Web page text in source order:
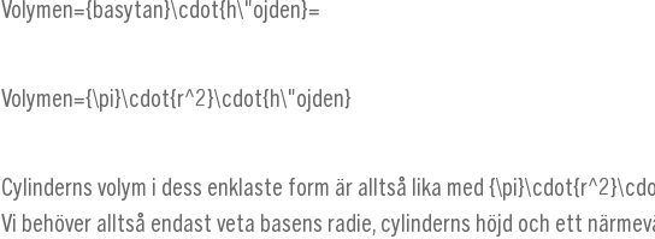
Volymen={basytan}\cdot{h\"ojden}=
Volymen={\pi}\cdot{r^2}\cdot{h\"ojden}
Cylinderns volym i dess enklaste form är alltså lika med
Vi behöver alltså endast veta basens radie, cylinderns höjd och ett